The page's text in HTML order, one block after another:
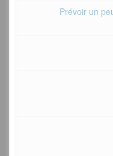
Prévoir un